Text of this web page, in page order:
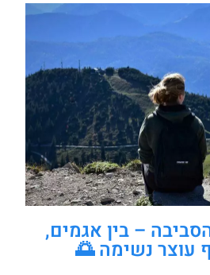
– בין אגמים,
עוצר נשימה 🌅